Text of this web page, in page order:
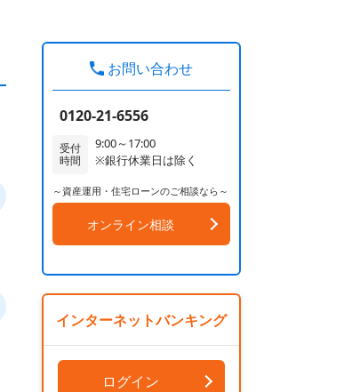
お問い合わせ
0120-21-6556
受付
時間
9:00～17:00
※銀行休業日は除く
～資産運用・住宅ローンのご相談なら～
オンライン相談
インターネットバンキング
ログイン